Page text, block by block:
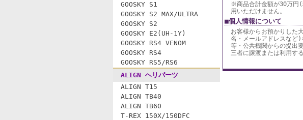
GOOSKY S1
GOOSKY S2 MAX/ULTRA
GOOSKY S2
GOOSKY E2(UH-1Y)
GOOSKY RS4 VENOM
GOOSKY RS4
GOOSKY RS5/RS6
ALIGN ヘリパーツ
ALIGN T15
ALIGN TB40
ALIGN TB60
T-REX 150X/150DFC
※商品合計金額が30万円
用いただけません。
■個人情報について
お客様からお預かりした
名・メールアドレスなど
等・公共機関からの提出
三者に譲渡または利用す